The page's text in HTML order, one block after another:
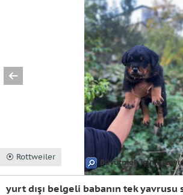
⦿ Rottweiler
Büyütmek için
yurt dışı belgeli babanın tek